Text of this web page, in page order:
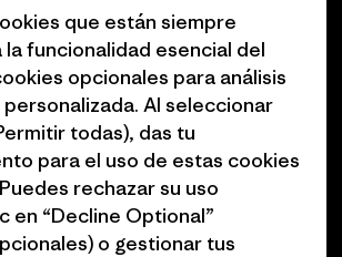
Empleo
Prensa
Programa para profesionales
del sector
Programa de afiliados
Mapa del sitio Patagonia
España
que están siempre
funcionalidad esencial del
opcionales para análisis
Al seleccionar
todas), das tu
para el uso de estas cookies
rechazar su uso
en “Decline Optional”
o gestionar tus